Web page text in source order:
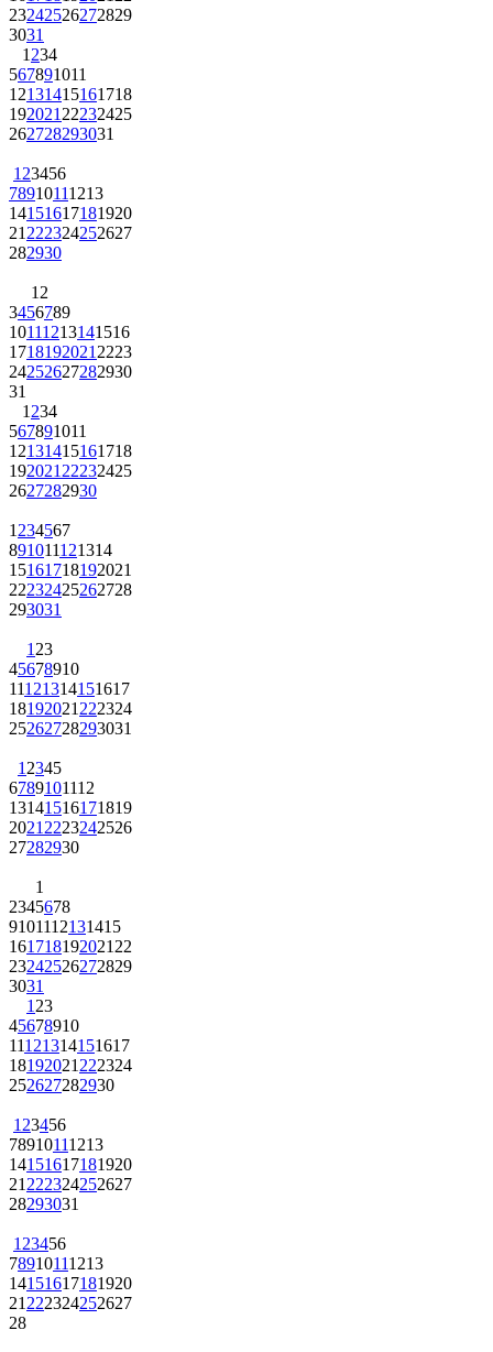
23242526272829
3031
1 234
567891011
12131415161718
192021 22232425
262728293031
1 23456
78910111213
14151617181920
21 222324252627
282930
1 2
3456789
10111213141516
1718192021 2223
24252627282930
31
1 234
567891011
12131415161718
192021 22232425
2627282930
1 234567
891011121314
15161718192021
22232425262728
293031
1 23
45678910
11121314151617
18192021 222324
25262728293031
1 2345
6789101112
13141516171819
2021 2223242526
27282930
1
2345678
9101112131415
161718192021 22
23242526272829
3031
1 23
45678910
11121314151617
18192021 222324
252627282930
1 23456
78910111213
14151617181920
21 222324252627
28293031
1 23456
78910111213
14151617181920
21 222324252627
28